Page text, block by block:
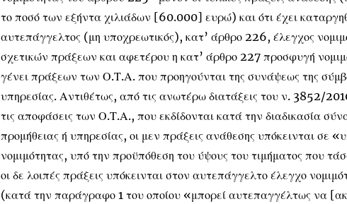
το ποσό των εξήντα χιλιάδων [60.000] ευρώ) και ότι έχει
αυτεπάγγελτος (μη υποχρεωτικός), κατ’ άρθρο 226, έλεγχος
σχετικών πράξεων και αφετέρου η κατ’ άρθρο 227 προσφυγή
γένει πράξεων των Ο.Τ.Α. που προηγούνται της συνάψεως της
υπηρεσίας. Αντιθέτως, από τις ανωτέρω διατάξεις του ν. 3852/
τις αποφάσεις των Ο.Τ.Α., που εκδίδονται κατά την διαδικασία
προμήθειας ή υπηρεσίας, οι μεν πράξεις ανάθεσης υπόκεινται σε
νομιμότητας, υπό την προϋπόθεση του ύψους του τιμήματος που
οι δε λοιπές πράξεις υπόκεινται στον αυτεπάγγελτο έλεγχο
(κατά την παράγραφο 1 του οποίου «μπορεί αυτεπαγγέλτως να